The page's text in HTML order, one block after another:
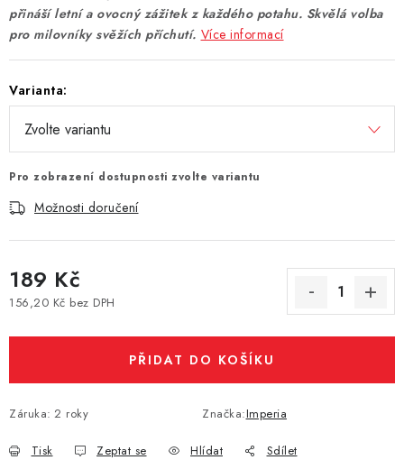
NIKOTINOVÝ FILM
PŘÍSLUŠENSTVÍ
ZNAČKY
Vše o nákupu Jak reklamovat či vrátit zboží
Kontakty
Prodejny
přináší letní a ovocný zážitek z každého potahu. Skvělá volba
pro milovníky svěžích příchutí. Více informací
Varianta:
Pro zobrazení dostupnosti zvolte variantu
Možnosti doručení
189 Kč
156,20 Kč bez DPH
PŘIDAT DO KOŠÍKU
Záruka: 2 roky Značka:Imperia
Tisk Zeptat se Hlídat Sdílet